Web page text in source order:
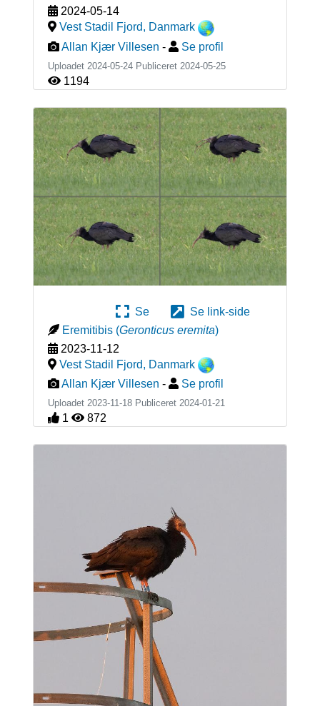
2024-05-14
Vest Stadil Fjord, Danmark
Allan Kjær Villesen - Se profil
Uploadet 2024-05-24 Publiceret 2024-05-25
1194
Se
Se link-side
Eremitibis (Geronticus eremita)
2023-11-12
Vest Stadil Fjord, Danmark
Allan Kjær Villesen - Se profil
Uploadet 2023-11-18 Publiceret 2024-01-21
1 872